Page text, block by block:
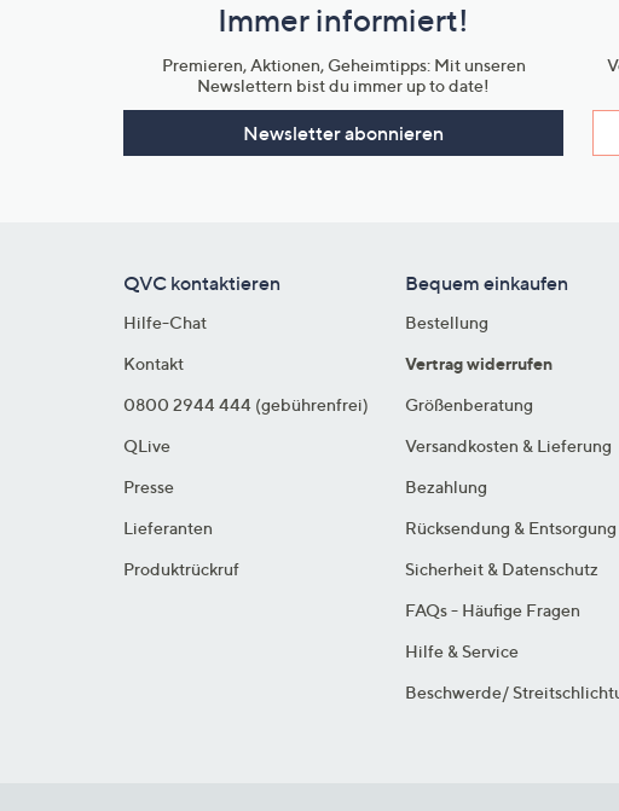
Unternehmensinformationen
Immer informiert!
Premieren, Aktionen, Geheimtipps: Mit unseren
Newslettern bist du immer up to date!
Newsletter abonnieren
QVC kontaktieren
Hilfe-Chat
Kontakt
0800 2944 444 (gebührenfrei)
QLive
Presse
Lieferanten
Produktrückruf
Bequem einkaufen
Bestellung
Vertrag widerrufen
Größenberatung
Versandkosten & Lieferung
Bezahlung
Rücksendung & Entsorgung
Sicherheit & Datenschutz
FAQs - Häufige Fragen
Hilfe & Service
Beschwerde/